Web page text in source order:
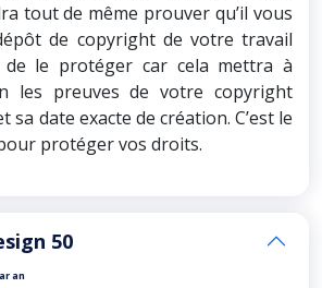
tout de même prouver qu’il vous
de copyright de votre travail
le protéger car cela mettra à
les preuves de votre copyright
sa date exacte de création. C’est le
protéger vos droits.
50
an